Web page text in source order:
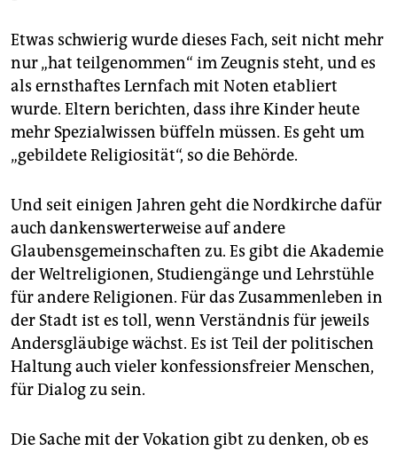
Etwas schwierig wurde dieses Fach, seit nicht mehr
nur „hat teilgenommen“ im Zeugnis steht, und es
als ernsthaftes Lernfach mit Noten etabliert
wurde. Eltern berichten, dass ihre Kinder heute
mehr Spezialwissen büffeln müssen. Es geht um
„gebildete Religiosität“, so die Behörde.
Und seit einigen Jahren geht die Nordkirche dafür
auch dankenswerterweise auf andere
Glaubensgemeinschaften zu. Es gibt die Akademie
der Weltreligionen, Studiengänge und Lehrstühle
für andere Religionen. Für das Zusammenleben in
der Stadt ist es toll, wenn Verständnis für jeweils
Andersgläubige wächst. Es ist Teil der politischen
Haltung auch vieler konfessionsfreier Menschen,
für Dialog zu sein.
Die Sache mit der Vokation gibt zu denken, ob es